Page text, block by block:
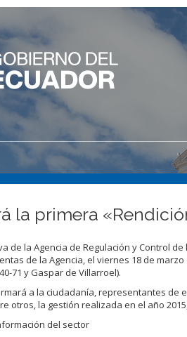
la primera
de la Agencia de Regulación y Control
de la Agencia, el viernes 18 de
71 y Gaspar de Villarroel).
a la ciudadanía, representantes
otros, la gestión realizada en el año
del sector